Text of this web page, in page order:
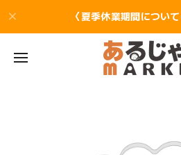
〈夏季休業期間につい